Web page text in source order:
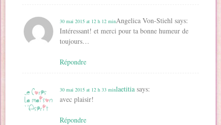
Angelica Von-Stiehl says:
30 mai 2015 at 12 h 12 min
Intéressant! et merci pour ta bonne humeur de
toujours…
Répondre
laetitia says:
30 mai 2015 at 12 h 33 min
avec plaisir!
Répondre